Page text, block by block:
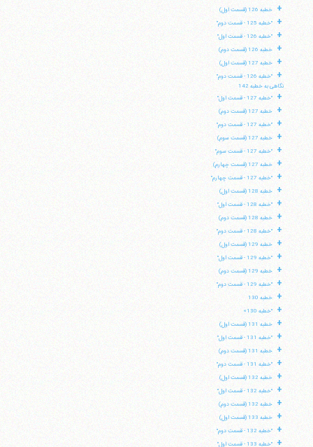
+ خطبه 126 (قسمت اول)
+ "خطبه 125 - قسمت دوم"
+ "خطبه 126 - قسمت اول"
+ خطبه 126 (قسمت دوم)
+ خطبه 127 (قسمت اول)
+
"خطبه 126 - قسمت دوم"
نگاهی به خطبه 142
+ "خطبه 127 - قسمت اول"
+ خطبه 127 (قسمت دوم)
+ "خطبه 127 - قسمت دوم"
+ خطبه 127 (قسمت سوم)
+ "خطبه 127 - قسمت سوم"
+ خطبه 127 (قسمت چهارم)
+ "خطبه 127 - قسمت چهارم"
+ خطبه 128 (قسمت اول)
+ "خطبه 128 - قسمت اول"
+ خطبه 128 (قسمت دوم)
+ "خطبه 128 - قسمت دوم"
+ خطبه 129 (قسمت اول)
+ "خطبه 129 - قسمت اول"
+ خطبه 129 (قسمت دوم)
+ "خطبه 129 - قسمت دوم"
+ خطبه 130
+ "خطبه 130»
+ خطبه 131 (قسمت اول)
+ "خطبه 131 - قسمت اول"
+ خطبه 131 (قسمت دوم)
+ "خطبه 131 - قسمت دوم"
+ خطبه 132 (قسمت اول)
+ "خطبه 132 - قسمت اول"
+ خطبه 132 (قسمت دوم)
+ خطبه 133 (قسمت اول)
+ "خطبه 132 - قسمت دوم"
+ "خطبه 133 - قسمت اول"